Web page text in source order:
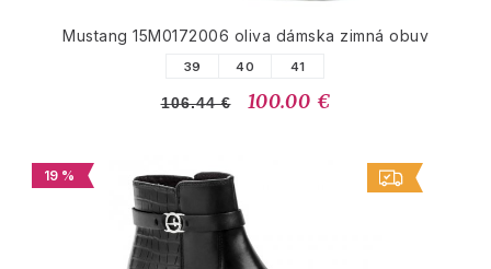
Mustang 15M0172006 oliva dámska zimná obuv
39 40 41
106.44 € 100.00 €
19 %